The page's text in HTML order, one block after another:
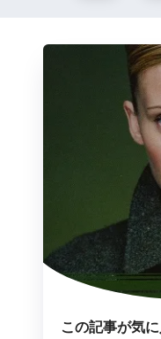
この記事が気